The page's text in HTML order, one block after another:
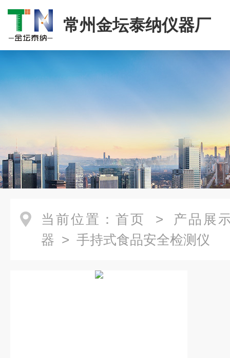
常州金坛泰纳仪器厂
当前位置： 首页 > 产品展
器 > 手持式食品安全检测仪